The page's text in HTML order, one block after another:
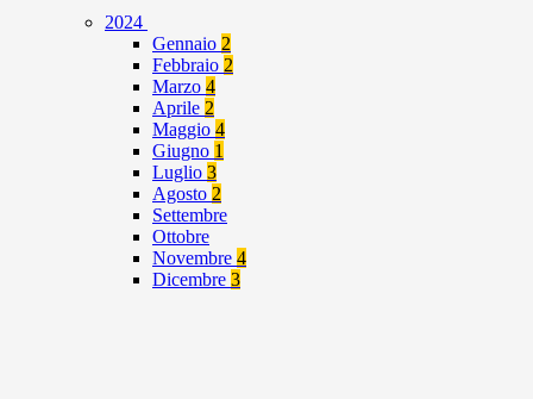
2024
Gennaio 2
Febbraio 2
Marzo 4
Aprile 2
Maggio 4
Giugno 1
Luglio 3
Agosto 2
Settembre
Ottobre
Novembre 4
Dicembre 3